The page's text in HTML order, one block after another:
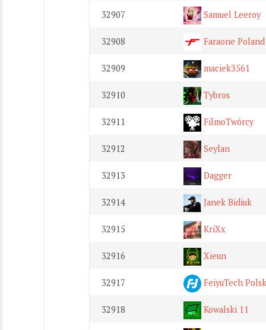
32907 Samuel Leeroy
32908 Faraone Poland
32909 maciek3561
32910 Tybros
32911 FilmoTwórcy
32912 Seylan
32913 Dagger
32914 Janek Bidiuk
32915 KriXx
32916 Xieun
32917 FeiyuTech
32918 Kowalski 11